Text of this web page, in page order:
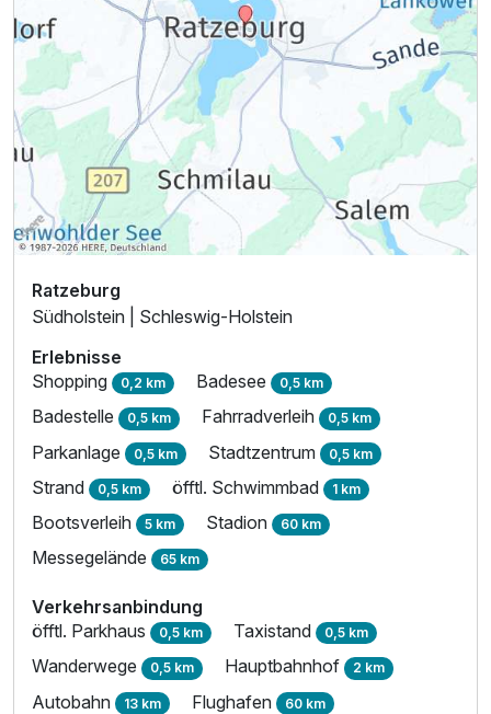
Ratzeburg
Südholstein | Schleswig-Holstein
Erlebnisse
Shopping 0,2 km Badesee 0,5 km
Badestelle 0,5 km Fahrradverleih 0,5 km
Parkanlage 0,5 km Stadtzentrum 0,5 km
Strand 0,5 km öfftl. Schwimmbad 1 km
Bootsverleih 5 km Stadion 60 km
Messegelände 65 km
Verkehrsanbindung
öfftl. Parkhaus 0,5 km Taxistand 0,5 km
Wanderwege 0,5 km Hauptbahnhof 2 km
Autobahn 13 km Flughafen 60 km